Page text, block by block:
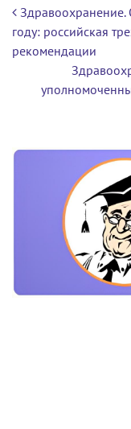
Навигация
Здравоохранение.
году: российская
рекомендации